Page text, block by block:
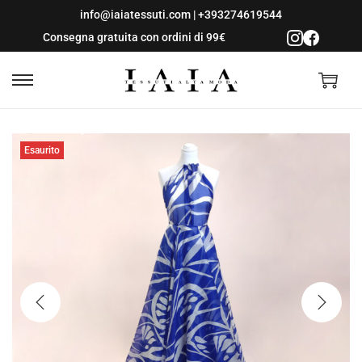
info@iaiatessuti.com |+393274619544
Consegna gratuita con ordini di 99€
l
t
a
a
l
l
a
n
a
v
l
t
a
a
l
c
o
n
t
e
Esaurito